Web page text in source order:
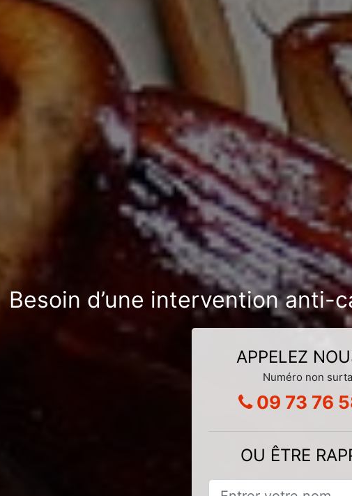
Besoin d’une intervention anti-
APPELEZ
Numéro non
09 73 76
OU ÊTRE